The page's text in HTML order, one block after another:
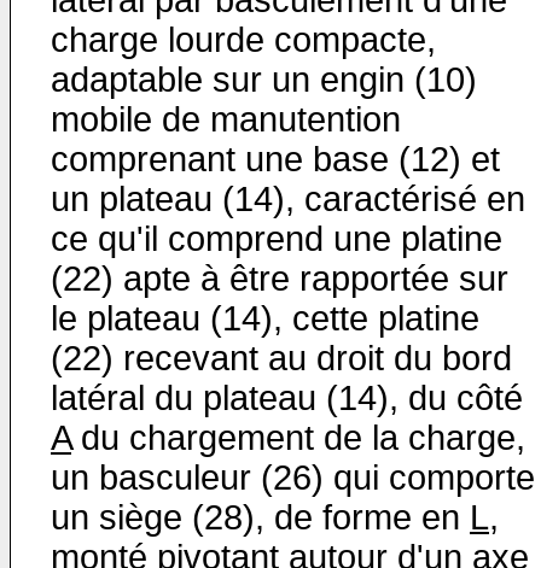
charge lourde compacte,
adaptable sur un engin (10)
mobile de manutention
comprenant une base (12) et
un plateau (14), caractérisé en
ce qu'il comprend une platine
(22) apte à être rapportée sur
le plateau (14), cette platine
(22) recevant au droit du bord
latéral du plateau (14), du côté
Adu chargement de la charge,
un basculeur (26) qui comporte
un siège (28), de forme en L,
monté pivotant autour d'un axe